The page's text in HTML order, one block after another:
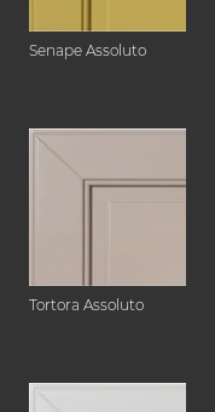
Senape Assoluto
Tortora Assoluto